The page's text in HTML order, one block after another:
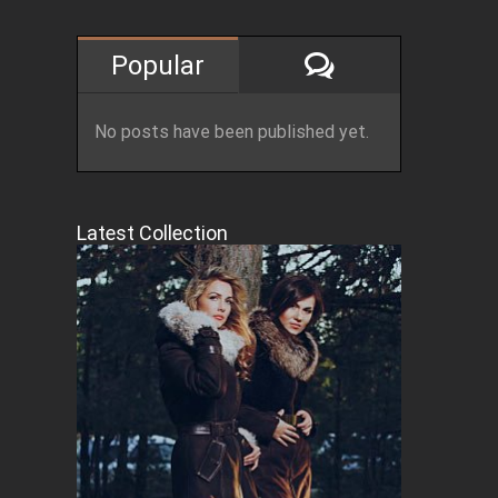
Popular Comments
No posts have been published yet.
Latest Collection